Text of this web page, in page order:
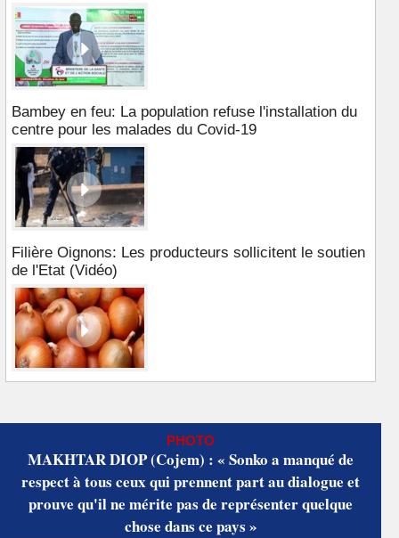
Bambey en feu: La population refuse l'installation du
centre pour les malades du Covid-19
Filière Oignons: Les producteurs sollicitent le soutien
de l'Etat (Vidéo)
PHOTO
MAKHTAR DIOP (Cojem) : « Sonko a manqué de
respect à tous ceux qui prennent part au dialogue et
prouve qu'il ne mérite pas de représenter quelque
chose dans ce pays »